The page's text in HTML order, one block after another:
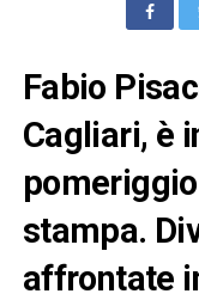
Fabio
Cagliari, è
stampa.
affrontate